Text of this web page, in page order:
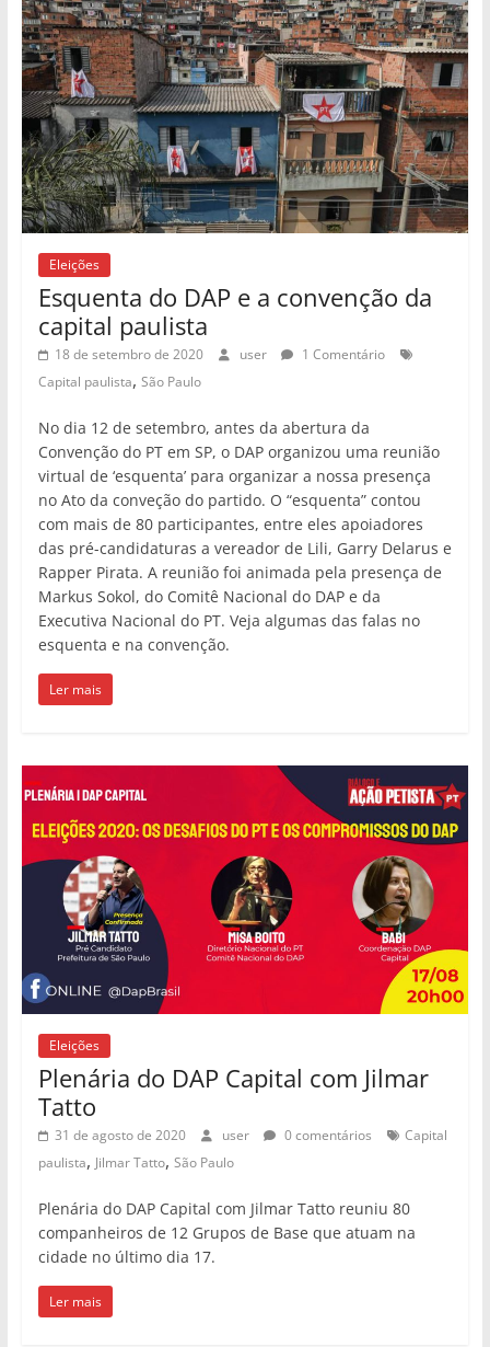
Eleições
Esquenta do DAP e a convenção da
capital paulista
18 de setembro de 2020 user
1 Comentário
Capital paulista, São Paulo
No dia 12 de setembro, antes da abertura da
Convenção do PT em SP, o DAP organizou uma reunião
virtual de ‘esquenta’ para organizar a nossa presença
no Ato da conveção do partido. O “esquenta” contou
com mais de 80 participantes, entre eles apoiadores
das pré-candidaturas a vereador de Lili, Garry Delarus e
Rapper Pirata. A reunião foi animada pela presença de
Markus Sokol, do Comitê Nacional do DAP e da
Executiva Nacional do PT. Veja algumas das falas no
esquenta e na convenção.
Ler mais
Eleições
Plenária do DAP Capital com Jilmar
Tatto
31 de agosto de 2020 user 0 comentários
Capital
paulista, Jilmar Tatto, São Paulo
Plenária do DAP Capital com Jilmar Tatto reuniu 80
companheiros de 12 Grupos de Base que atuam na
cidade no último dia 17.
Ler mais